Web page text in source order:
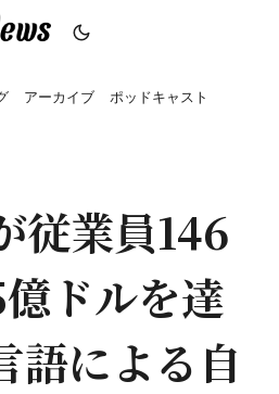
アーカイブ ポッドキャスト
業員146
ドルを達
語による自